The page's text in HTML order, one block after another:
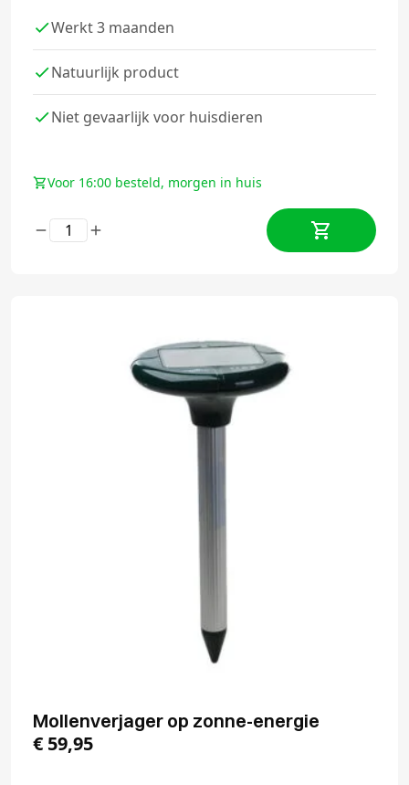
Werkt 3 maanden
Natuurlijk product
Niet gevaarlijk voor huisdieren
Voor 16:00 besteld, morgen in huis
Mollenverjager op zonne-energie
€ 59,95